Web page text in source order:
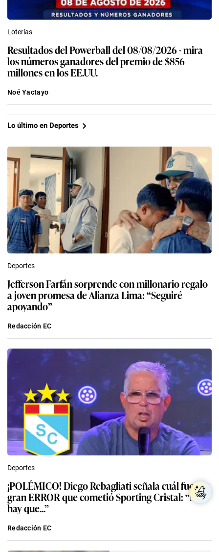
Loterías
Resultados del Powerball del 08/08/2026 - mira
los números ganadores del premio de $856
millones en los EE.UU.
Noé Yactayo
Lo último en Deportes
Deportes
Jefferson Farfán sorprende con millonario regalo
a joven promesa de Alianza Lima: “Seguiré
apoyando”
Redacción EC
Deportes
¡POLÉMICO! Diego Rebagliati señala cuál fue el
gran ERROR que cometió Sporting Cristal: “No
hay que...”
Redacción EC